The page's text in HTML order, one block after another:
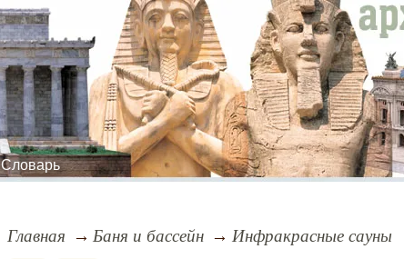
Словарь
Главная Баня и бассейн
Инфракрасные сауны